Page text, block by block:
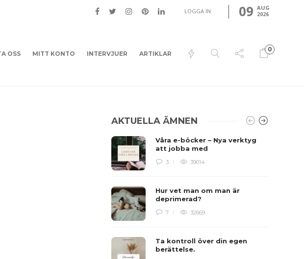
LOGGA IN 09 AUG
2026
OSS MITT KONTO INTERVJUER ARTIKLAR
0
AKTUELLA ÄMNEN
Våra e-böcker – Nya verktyg
att jobba med
3 39014
Hur vet man om man är
deprimerad?
7 32669
Ta kontroll över din egen
berättelse.